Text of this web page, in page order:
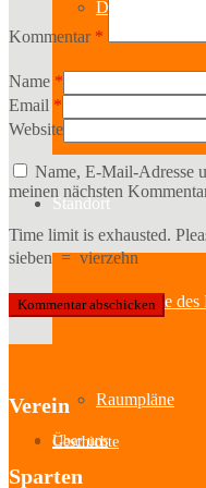
Der Vorstand
Standort
Geschichte des
Raumpläne
Kommentar *
Name *
Email *
Website
Name, E-Mail-Adresse
meinen nächsten
Time limit is exhausted.
sieben = vierzehn
Verein
Über uns
Geschichte
Sparten